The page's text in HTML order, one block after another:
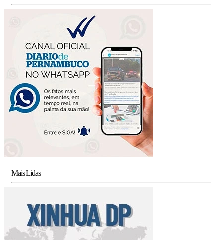
Mais Lidas